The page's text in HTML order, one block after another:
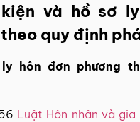
và hồ sơ
quy định
hôn đơn phương
Luật Hôn nhân và gia